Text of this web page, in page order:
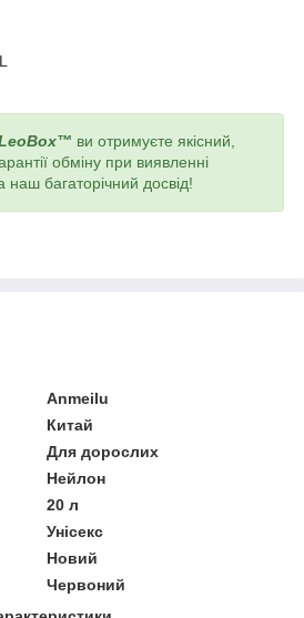
ви отримуєте якісний,
обміну при виявленні
багаторічний досвід!
Anmeilu
Китай
Для дорослих
Нейлон
20 л
Унісекс
Новий
Червоний